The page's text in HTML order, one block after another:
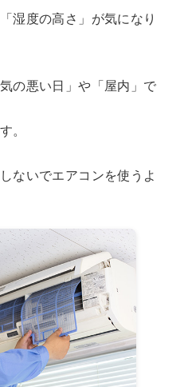
湿度の高さ」が気になり
の悪い日」や「屋内」で
。
ないでエアコンを使うよ